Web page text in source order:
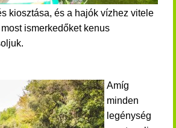
kiosztása, és a hajók vízhez vitele
ismerkedőketkenus
Amíg
minden
legénység